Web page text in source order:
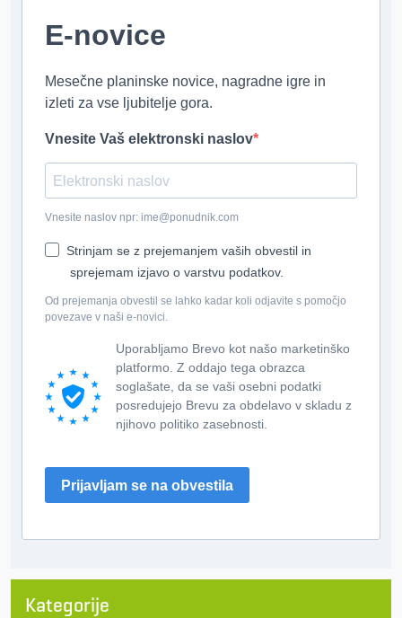
E-novice
Mesečne planinske novice, nagradne igre in
izleti za vse ljubitelje gora.
Vnesite Vaš elektronski naslov
Vnesite naslov npr: ime@ponudnik.com
Strinjam se z prejemanjem vaših obvestil in
sprejemam izjavo o varstvu podatkov.
Od prejemanja obvestil se lahko kadar koli odjavite s pomočjo
povezave v naši e-novici.
Uporabljamo Brevo kot našo marketinško
platformo. Z oddajo tega obrazca
soglašate, da se vaši osebni podatki
posredujejo Brevu za obdelavo v skladu z
njihovo politiko zasebnosti.
Prijavljam se na obvestila
Kategorije